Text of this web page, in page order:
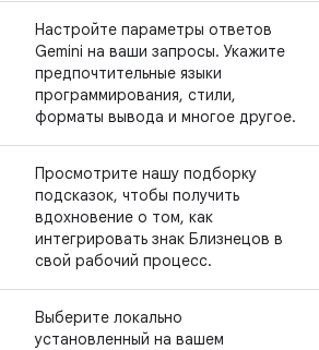
Настройте параметры ответов
Gemini на ваши запросы. Укажите
предпочтительные языки
программирования, стили,
форматы вывода и многое другое.
Просмотрите нашу подборку
подсказок, чтобы получить
вдохновение о том, как
интегрировать знак Близнецов в
свой рабочий процесс.
Выберите локально
установленный на вашем